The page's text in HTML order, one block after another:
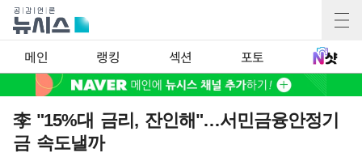
메인 랭킹 섹션 포토
李 "15%대 금리, 잔인해"…서민금융안정기
금 속도낼까